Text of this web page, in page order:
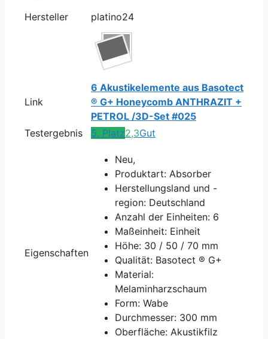
Hersteller platino24
Link
6 Akustikelemente aus Basotect
® G+ Honeycomb ANTHRAZIT +
PETROL /3D-Set #025
Testergebnis
5. Platz2,3Gut
Eigenschaften
Neu,
Produktart: Absorber
Herstellungsland und -
region: Deutschland
Anzahl der Einheiten: 6
Maßeinheit: Einheit
Höhe: 30 / 50 / 70 mm
Qualität: Basotect ® G+
Material:
Melaminharzschaum
Form: Wabe
Durchmesser: 300 mm
Oberfläche: Akustikfilz